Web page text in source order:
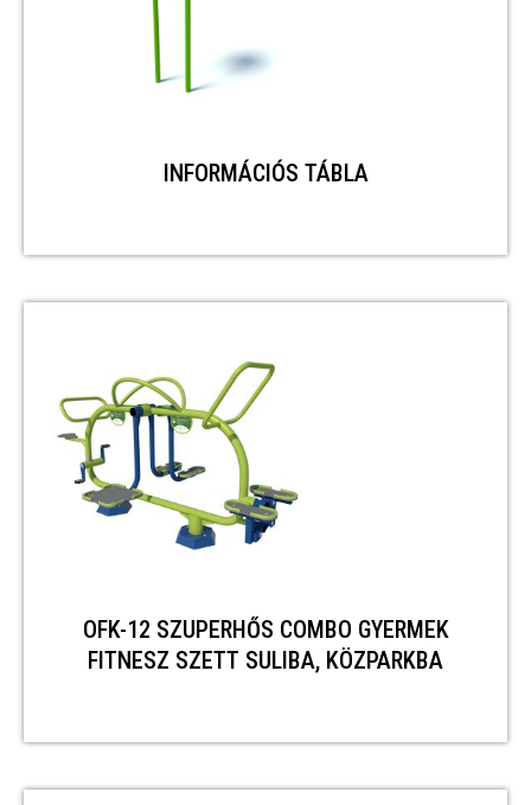
INFORMÁCIÓS TÁBLA
OFK-12 SZUPERHŐS COMBO GYERMEK
FITNESZ SZETT SULIBA, KÖZPARKBA